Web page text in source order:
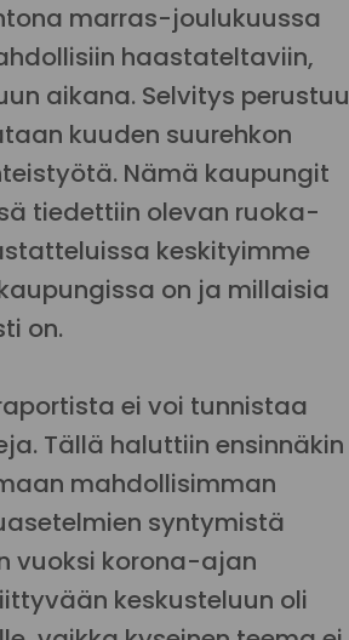
marras-joulukuussa
haastateltaviin,
aikana. Selvitys perustuu
kuuden suurehkon
Nämä kaupungit
tiedettiin olevan ruoka-
keskityimme
on ja millaisia
on.
ei voi tunnistaa
Tällä haluttiin ensinnäkin
mahdollisimman
syntymistä
vuoksi korona-ajan
keskusteluun oli